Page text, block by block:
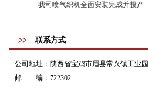
我司喷气织机全面安装完成并投产
联系方式
公司地址： 陕西省宝鸡市眉县常兴镇工业园
邮 编： 722302